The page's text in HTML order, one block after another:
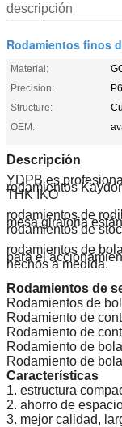
descripción
Rodamientos finos
Material:
Precision:
Structure:
OEM:
Descripción
YDPB es
rodamientos
THK IKO
rodamientos de
mesa giratoria
rodamientos de
rodamientos de
para el
hechos a medida.
Rodamientos de
Rodamientos de
Rodamiento de
Rodamiento de
Rodamiento de
Rodamiento de
Características
1. estructura
2. ahorro de
3. mejor calidad,